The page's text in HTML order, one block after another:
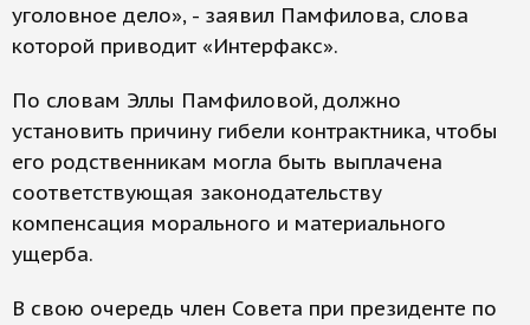
уголовное дело», - заявил Памфилова, слова
которой приводит «Интерфакс».
По словам Эллы Памфиловой, должно
установить причину гибели контрактника, чтобы
его родственникам могла быть выплачена
соответствующая законодательству
компенсация морального и материального
ущерба.
В свою очередь член Совета при президенте по